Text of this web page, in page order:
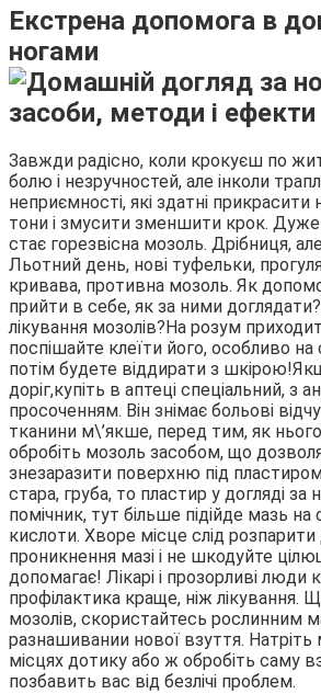
Екстрена допомога в
ногами
Завжди радісно, коли крокуєш по
болю і незручностей, але інколи
неприємності, які здатні
тони і змусити зменшити крок.
стає горезвісна мозоль. Дрібниця,
Льотний день, нові туфельки,
кривава, противна мозоль. Як
прийти в себе, як за ними
лікування мозолів?На розум
поспішайте клеїти його, особливо
потім будете віддирати з
доріг,купіть в аптеці спеціальний, з
просоченням. Він знімає больові
тканини м\’якше, перед тим, як
обробіть мозоль засобом, що
знезаразити поверхню під
стара, груба, то пластир у догляді
помічник, тут більше підійде мазь на
кислоти. Хворе місце слід
проникнення мазі і не шкодуйте
допомагає! Лікарі і прозорливі люди
профілактика краще, ніж лікування.
мозолів, скористайтесь рослинним
разнашивании нової взуття.
місцях дотику або ж обробіть саму
позбавить вас від безлічі проблем.